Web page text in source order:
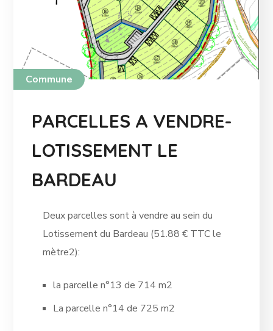
Commune
PARCELLES A VENDRE-
LOTISSEMENT LE
BARDEAU
Deux parcelles sont à vendre au sein du
Lotissement du Bardeau (51.88 € TTC le
mètre2):
la parcelle n°13 de 714 m2
La parcelle n°14 de 725 m2